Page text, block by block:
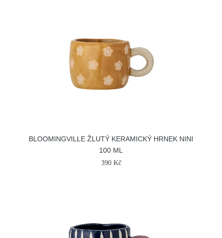
BLOOMINGVILLE ŽLUTÝ KERAMICKÝ HRNEK NINI
100 ML
390 Kč